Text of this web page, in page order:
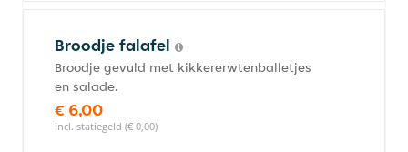
Broodje falafel
Broodje gevuld met kikkererwtenballetjes
en salade.
€ 6,00
incl. statiegeld (€ 0,00)